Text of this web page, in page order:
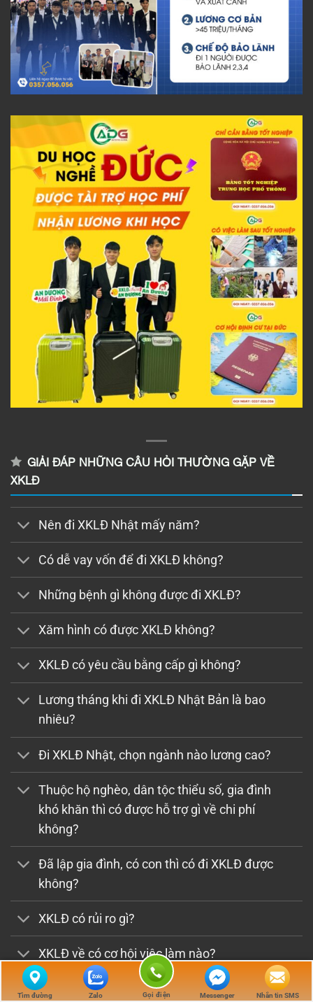
GIẢI ĐÁP NHỮNG CÂU HỎI THƯỜNG GẶP VỀ
XKLĐ
Nên đi XKLĐ Nhật mấy năm?
Có dễ vay vốn để đi XKLĐ không?
Những bệnh gì không được đi XKLĐ?
Xăm hình có được XKLĐ không?
XKLĐ có yêu cầu bằng cấp gì không?
Lương tháng khi đi XKLĐ Nhật Bản là bao
nhiêu?
Đi XKLĐ Nhật, chọn ngành nào lương cao?
Thuộc hộ nghèo, dân tộc thiểu số, gia đình
khó khăn thì có được hỗ trợ gì về chi phí
không?
Đã lập gia đình, có con thì có đi XKLĐ được
không?
XKLĐ có rủi ro gì?
XKLĐ về có cơ hội việc làm nào?
Tìm đường Zalo Gọi điện Messenger Nhắn tin SMS